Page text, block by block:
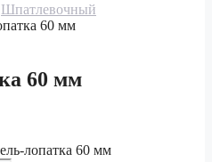
Шпатлевочный
60 мм
60 мм
лопатка 60 мм